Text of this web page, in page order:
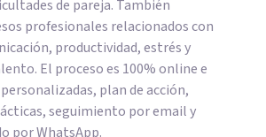
de pareja. También
profesionales relacionados con
productividad, estrés y
El proceso es 100% online e
plan de acción,
seguimiento por email y
por WhatsApp.